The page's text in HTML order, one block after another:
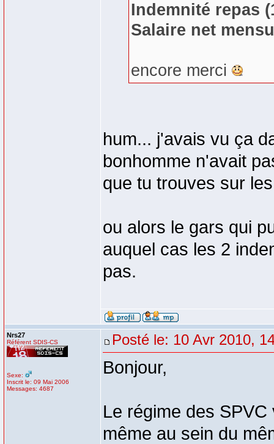
Indemnité repas
Salaire net
encore merci
hum... j'avais vu ça
bonhomme n'avait
que tu trouves sur
ou alors le gars qui
auquel cas les 2
pas.
Nrs27
Référent SDIS-CS
Sexe:
Inscrit le: 09 Mai 2006
Messages: 4687
Posté le: 10 Avr 2010,
Bonjour,
Le régime des
même au sein du